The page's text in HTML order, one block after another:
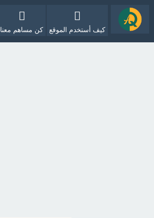
كيف أستخدم الموقع كن مساهم معنا